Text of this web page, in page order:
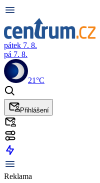
pátek 7. 8.
pá 7. 8.
21°C
Přihlášení
Reklama